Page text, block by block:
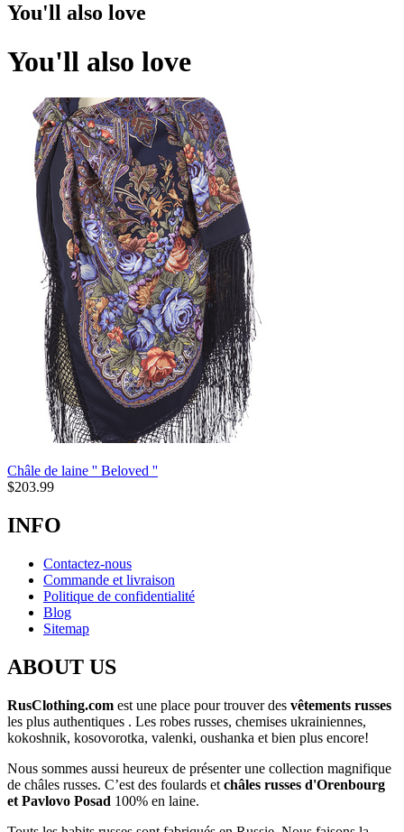
You'll also love
You'll also love
Châle de laine '' Beloved ''
$203.99
INFO
Contactez-nous
Commande et livraison
Politique de confidentialité
Blog
Sitemap
ABOUT US
RusClothing.com est une place pour trouver des vêtements russes
les plus authentiques . Les robes russes, chemises ukrainiennes,
kokoshnik, kosovorotka, valenki, oushanka et bien plus encore!
Nous sommes aussi heureux de présenter une collection magnifique
de châles russes. C’est des foulards et châles russes d'Orenbourg
et Pavlovo Posad 100% en laine.